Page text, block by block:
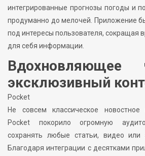
интегрированные прогнозы погоды и
продуманно до мелочей. Приложение
под интересы пользователя, сокращая
для себя информации.
Вдохновляющее
эксклюзивный
Pocket
Не совсем классическое
Pocket покорило огромную
сохранять любые статьи, видео или
Благодаря интеграции с десятками